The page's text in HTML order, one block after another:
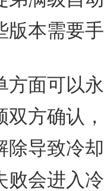
版本需要
方面可以
双方确认
除导致冷却
败会进入